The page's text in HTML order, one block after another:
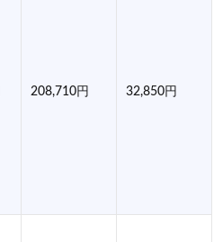
208,710円 32,850円